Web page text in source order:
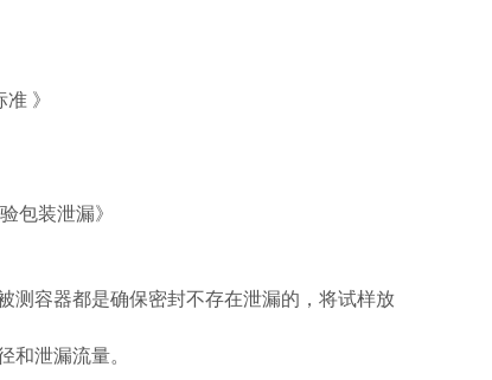
》
包装泄漏》
测容器都是确保密封不存在泄漏的，将试样放
和泄漏流量。